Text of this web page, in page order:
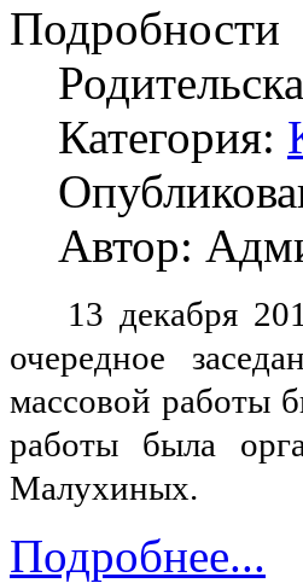
Подробности
Категория:
Автор:
13 декабря
очередное
массовой работы
работы была
Малухиных.
Подробнее...